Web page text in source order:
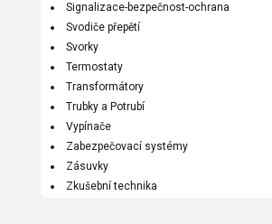
Signalizace-bezpečnost-ochrana
Svodiče přepětí
Svorky
Termostaty
Transformátory
Trubky a Potrubí
Vypínače
Zabezpečovací systémy
Zásuvky
Zkušební technika